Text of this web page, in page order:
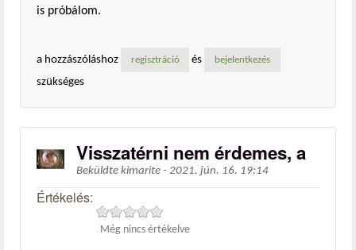
is próbálom.
a hozzászóláshoz regisztráció és bejelentkezés
szükséges
Visszatérni nem érdemes, a
Beküldte kimarite - 2021. jún. 16. 19:14
Értékelés:
Még nincs értékelve